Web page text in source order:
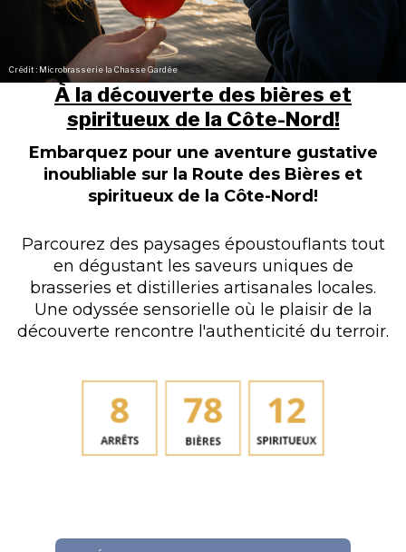
Crédit : Microbrasserie la Chasse Gardée
À la découverte des bières et
spiritueux de la Côte-Nord!
Embarquez pour une aventure gustative
inoubliable sur la Route des Bières et
spiritueux de la Côte-Nord!
Parcourez des paysages époustouflants tout
en dégustant les saveurs uniques de
brasseries et distilleries artisanales locales.
Une odyssée sensorielle où le plaisir de la
découverte rencontre l'authenticité du terroir.